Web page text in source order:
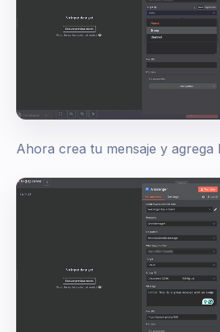
Ahora crea tu mensaje y agrega